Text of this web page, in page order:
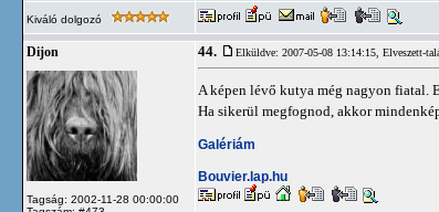
Kiváló dolgozó
Dijon
Tagság: 2002-11-28 00:00:00
44. Elküldve: 2007-05-08 13:14:15, Elveszett-
A képen lévő kutya még nagyon fiatal.
Ha sikerül megfognod, akkor
Galériám
Bouvier.lap.hu